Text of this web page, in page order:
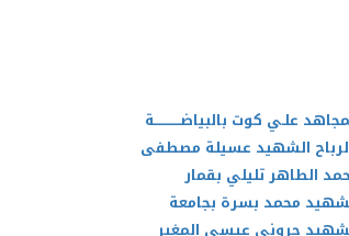
علـي كوت بالبياضــــــــــــة
الشهيد عسيلة مصطفى
الطاهر تليلي بقمار
محمد بسرة بجامعة
جروني عيسى المغير